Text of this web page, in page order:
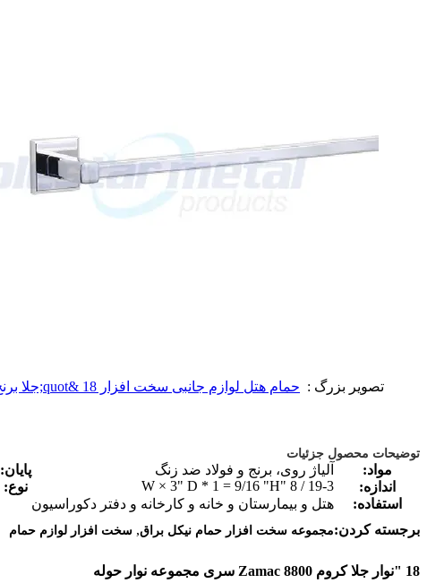
تصویر بزرگ : حمام هتل لوازم جانبی سخت افزار 18 &quot;جلا برنج نوار حوله کروم
توضیحات محصول جزئیات
مواد: آلیاژ روی، برنج و فولاد ضد زنگ پایان:
اندازه:
19-3 / 8 "W × 3" D * 1 = 9/16 "H نوع:
استفاده:
هتل و بیمارستان و خانه و کارخانه و دفتر دکوراسیون
برجسته کردن:مجموعه سخت افزار حمام نیکل براق, سخت افزار لوازم حمام
18 "نوار جلا کروم Zamac 8800 سری مجموعه نوار حوله